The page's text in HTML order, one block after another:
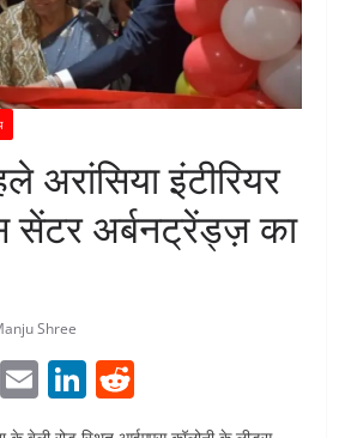
अरांसिया इंटीरियर
सेंटर अर्बनट्रेंड्ज़ का
Shree
W
h
E
m
Li
n e